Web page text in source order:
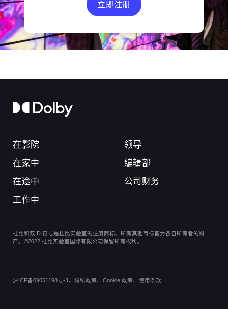
立即注册
在影院
在家中
在途中
工作中
领导
编辑部
公司财务
杜比和双 D 符号是杜比实验室的注册商标。所有其他商标皆为各自所有者的财
产。©2022 杜比实验室国际有限公司保留所有权利。
沪ICP备09051198号-3 隐私政策 Cookie 政策 使用条款